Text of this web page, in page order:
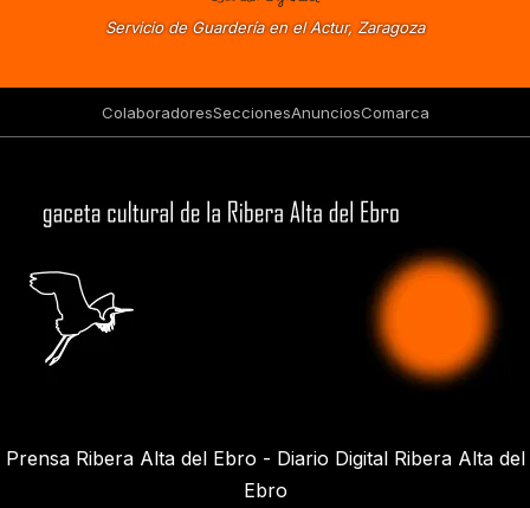
Servicio de Guardería en el Actur, Zaragoza
ColaboradoresSeccionesAnunciosComarca
Prensa Ribera Alta del Ebro - Diario Digital Ribera Alta del
Ebro